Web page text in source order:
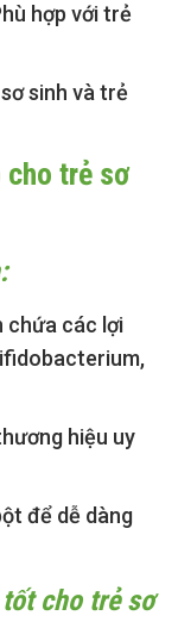
hợp với trẻ
sinh và trẻ
cho trẻ sơ
chứa các lợi
hiệu uy
để dễ dàng
cho trẻ sơ